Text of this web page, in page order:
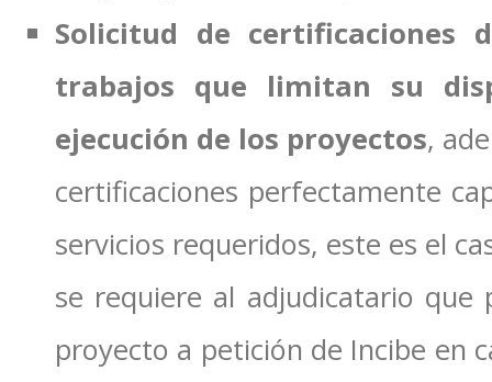
Solicitud de certificaciones
trabajos que limitan su
ejecución de los proyectos,
certificaciones perfectamente
servicios requeridos, este es el
se requiere al adjudicatario
proyecto a petición de Incibe en